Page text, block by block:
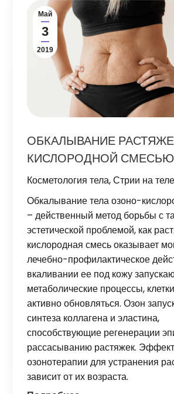
Май
3
2019
ОБКАЛЫВАНИЕ
КИСЛОРОДНОЙ СМЕСЬЮ
Косметология тела,Стрии на теле
Обкалывание тела озоно-
– действенный метод борьбы с
эстетической проблемой, как
кислородная смесь оказывает
лечебно-профилактическое
вкаливании ее под кожу
метаболические процессы,
активно обновляться. Озон
синтеза коллагена и эластина,
способствующие регенерации
рассасыванию растяжек.
озонотерапии для устранения
зависит от их возраста.